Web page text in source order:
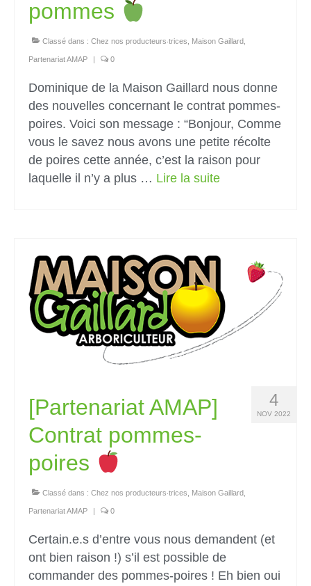
pommes
Classé dans : Chez nos producteurs‧trices Maison Gaillard
Partenariat AMAP 0
Dominique de la Maison Gaillard nous donne
des nouvelles concernant le contrat pommes-
poires. Voici son message : “Bonjour, Comme
vous le savez nous avons une petite récolte
de poires cette année, c’est la raison pour
laquelle il n’y a plus … Lire la suite­­
4
NOV 2022
[Partenariat AMAP]
Contrat pommes-
poires
Classé dans : Chez nos producteurs‧trices Maison Gaillard
Partenariat AMAP | 0
Certain.e.s d’entre vous nous demandent (et
ont bien raison !) s’il est possible de
commander des pommes-poires ! Eh bien oui